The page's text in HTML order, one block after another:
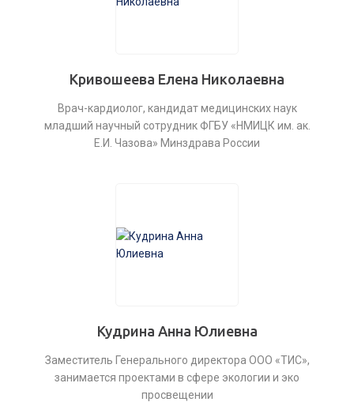
Кривошеева Елена Николаевна
Врач-кардиолог, кандидат медицинских наук
младший научный сотрудник ФГБУ «НМИЦК им. ак.
Е.И. Чазова» Минздрава России
Кудрина Анна Юлиевна
Заместитель Генерального директора ООО «ТИС»,
занимается проектами в сфере экологии и эко
просвещении